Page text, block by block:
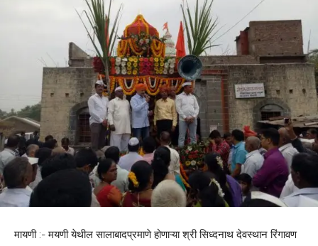
मायणी :- मयणी येथील सालाबादप्रमाणे होणाऱ्या श्री सिध्दनाथ देवस्थान रिंगावण